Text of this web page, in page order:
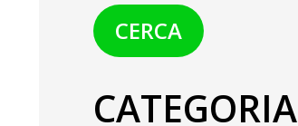
CERCA
CATEGORIA